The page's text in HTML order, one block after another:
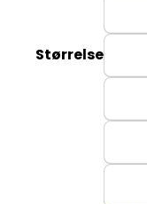
Størrelse